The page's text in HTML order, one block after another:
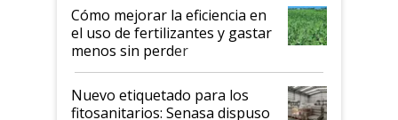
Cómo mejorar la eficiencia en
el uso de fertilizantes y gastar
menos sin perder
productividad en la campaña
fina
Nuevo etiquetado para los
fitosanitarios: Senasa dispuso